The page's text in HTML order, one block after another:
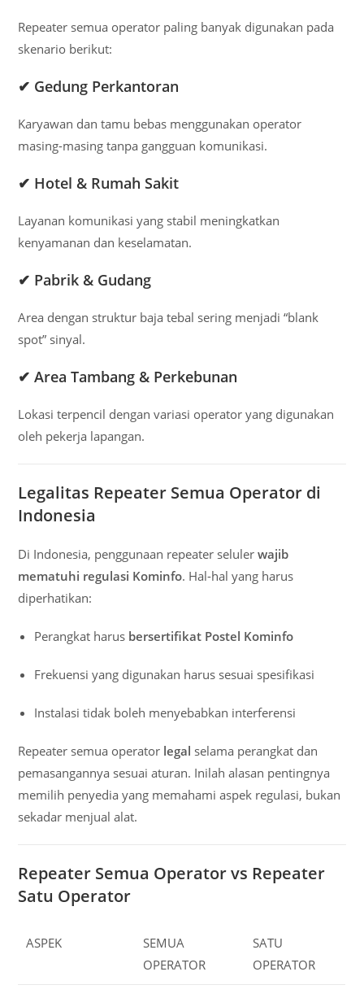
Repeater semua operator paling banyak digunakan pada
skenario berikut:
✔ Gedung Perkantoran
Karyawan dan tamu bebas menggunakan operator
masing-masing tanpa gangguan komunikasi.
✔ Hotel & Rumah Sakit
Layanan komunikasi yang stabil meningkatkan
kenyamanan dan keselamatan.
✔ Pabrik & Gudang
Area dengan struktur baja tebal sering menjadi “blank
spot” sinyal.
✔ Area Tambang & Perkebunan
Lokasi terpencil dengan variasi operator yang digunakan
oleh pekerja lapangan.
Legalitas Repeater Semua Operator di
Indonesia
Di Indonesia, penggunaan repeater selulerwajib
mematuhi regulasi Kominfo. Hal-hal yang harus
diperhatikan:
Perangkat harus bersertifikat Postel Kominfo
Frekuensi yang digunakan harus sesuai spesifikasi
Instalasi tidak boleh menyebabkan interferensi
Repeater semua operator legal selama perangkat dan
pemasangannya sesuai aturan. Inilah alasan pentingnya
memilih penyedia yang memahami aspek regulasi, bukan
sekadar menjual alat.
Repeater Semua Operator vs Repeater
Satu Operator
ASPEK
SEMUA
OPERATOR
SATU
OPERATOR